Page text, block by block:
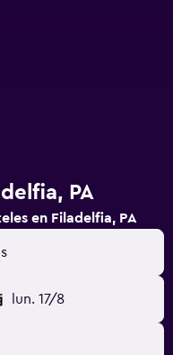
PA
en Filadelfia, PA
lun. 17/8